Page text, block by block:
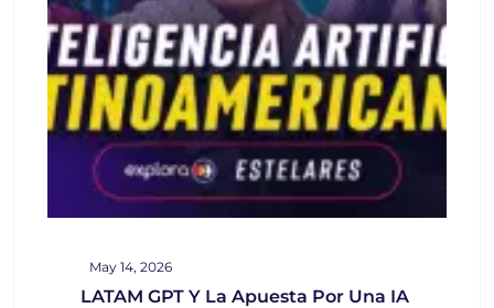
May 14, 2026
LATAM GPT Y La Apuesta Por Una IA